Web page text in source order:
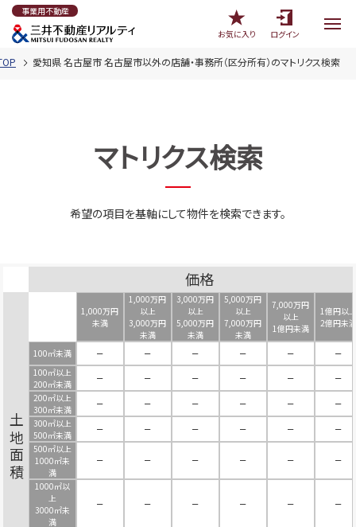
事業用不動産
お気に入り
ログイン
愛知県 名古屋市 名古屋市以外の店舗・事務所（区分所有）のマトリクス検索
マトリクス検索
希望の項目を基軸にして物件を検索できます。
価格
土地面積
1,000万円
未満
1,000万円
以上
3,000万円
未満
3,000万円
以上
5,000万円
未満
5,000万円
以上
7,000万円
未満
7,000万円
以上
1億円未満
1億円以上
2億円未満
100㎡未満 － － － － －
－
100㎡以上
200㎡未満
－ － － － －
－
200㎡以上
300㎡未満
－ － － － －
－
300㎡以上
500㎡未満
－ － － － －
－
500㎡以上
1000㎡未
満
－ － － － － －
1000㎡以
上
3000㎡未
満
－ － － － － －